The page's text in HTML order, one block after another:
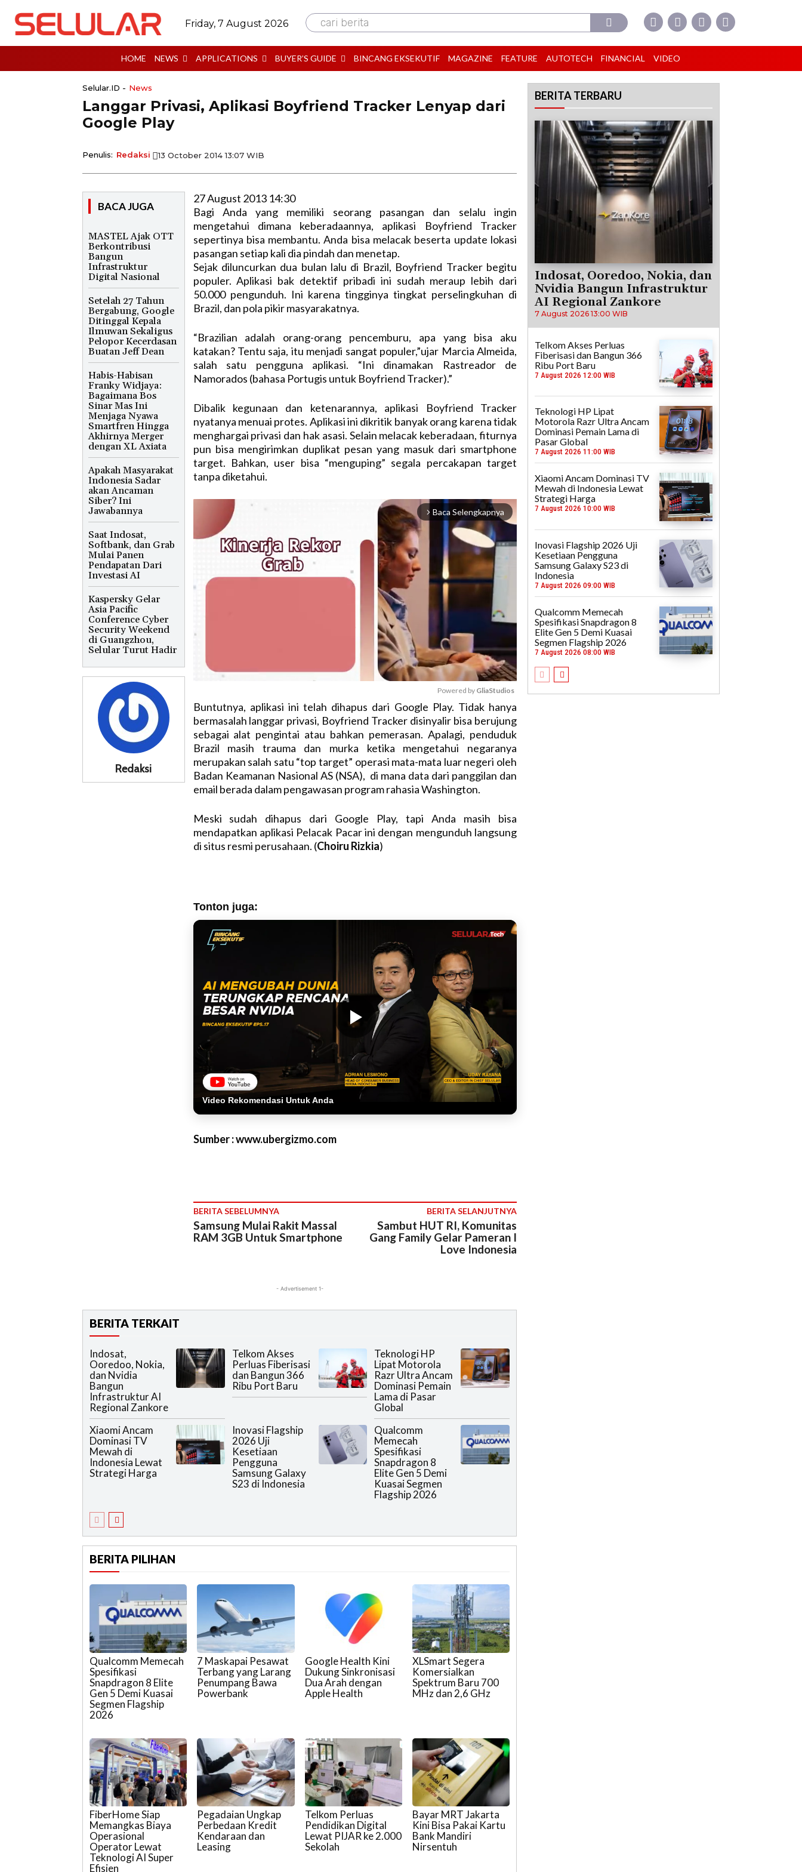
Friday, 7 August 2026 cari berita
HOME NEWS APPLICATIONS BUYER’S GUIDE BINCANG EKSEKUTIF MAGAZINE FEATURE AUTOTECH FINANCIAL VIDEO
Selular.ID - News
Langgar Privasi, Aplikasi Boyfriend Tracker Lenyap dari
Google Play
Penulis: Redaksi 13 October 2014 13:07 WIB
BACA JUGA
MASTEL Ajak OTT
Berkontribusi
Bangun
Infrastruktur
Digital Nasional
Setelah 27 Tahun
Bergabung, Google
Ditinggal Kepala
Ilmuwan Sekaligus
Pelopor Kecerdasan
Buatan Jeff Dean
Habis-Habisan
Franky Widjaya:
Bagaimana Bos
Sinar Mas Ini
Menjaga Nyawa
Smartfren Hingga
Akhirnya Merger
dengan XL Axiata
Apakah Masyarakat
Indonesia Sadar
akan Ancaman
Siber? Ini
Jawabannya
Saat Indosat,
Softbank, dan Grab
Mulai Panen
Pendapatan Dari
Investasi AI
Kaspersky Gelar
Asia Pacific
Conference Cyber
Security Weekend
di Guangzhou,
Selular Turut Hadir
Redaksi
27 August 2013 14:30
Bagi Anda yang memiliki seorang pasangan dan selalu ingin
mengetahui dimana keberadaannya, aplikasi Boyfriend Tracker
sepertinya bisa membantu. Anda bisa melacak beserta update lokasi
pasangan setiap kali dia pindah dan menetap.
Sejak diluncurkan dua bulan lalu di Brazil, Boyfriend Tracker begitu
populer. Aplikasi bak detektif pribadi ini sudah meraup lebih dari
50.000 pengunduh. Ini karena tingginya tingkat perselingkuhan di
Brazil, dan pola pikir masyarakatnya.
“Brazilian adalah orang-orang pencemburu, apa yang bisa aku
katakan? Tentu saja, itu menjadi sangat populer,”ujar Marcia Almeida,
salah satu pengguna aplikasi. “Ini dinamakan Rastreador de
Namorados (bahasa Portugis untuk Boyfriend Tracker).”
Dibalik kegunaan dan ketenarannya, aplikasi Boyfriend Tracker
nyatanya menuai protes. Aplikasi ini dikritik banyak orang karena tidak
menghargai privasi dan hak asasi. Selain melacak keberadaan, fiturnya
pun bisa mengirimkan duplikat pesan yang masuk dari smartphone
target. Bahkan, user bisa “menguping” segala percakapan target
tanpa diketahui.
arrow_forward_ios Baca Selengkapnya
M
u
e
Powered by GliaStudios
Buntutnya, aplikasi ini telah dihapus dari Google Play. Tidak hanya
bermasalah langgar privasi, Boyfriend Tracker disinyalir bisa berujung
sebagai alat pengintai atau bahkan pemerasan. Apalagi, penduduk
Brazil masih trauma dan murka ketika mengetahui negaranya
merupakan salah satu “top target” operasi mata-mata luar negeri oleh
Badan Keamanan Nasional AS (NSA), di mana data dari panggilan dan
email berada dalam pengawasan program rahasia Washington.
Meski sudah dihapus dari Google Play, tapi Anda masih bisa
mendapatkan aplikasi Pelacak Pacar ini dengan mengunduh langsung
di situs resmi perusahaan. (Choiru Rizkia)
Tonton juga:
Video Rekomendasi Untuk Anda
Sumber : www.ubergizmo.com
BERITA SEBELUMNYA
Samsung Mulai Rakit Massal
RAM 3GB Untuk Smartphone
BERITA SELANJUTNYA
Sambut HUT RI, Komunitas
Gang Family Gelar Pameran I
Love Indonesia
- Advertisement 1-
BERITA TERKAIT
Indosat,
Ooredoo, Nokia,
dan Nvidia
Bangun
Infrastruktur AI
Regional Zankore
Telkom Akses
Perluas Fiberisasi
dan Bangun 366
Ribu Port Baru
Teknologi HP
Lipat Motorola
Razr Ultra Ancam
Dominasi Pemain
Lama di Pasar
Global
Xiaomi Ancam
Dominasi TV
Mewah di
Indonesia Lewat
Strategi Harga
Inovasi Flagship
2026 Uji
Kesetiaan
Pengguna
Samsung Galaxy
S23 di Indonesia
Qualcomm
Memecah
Spesifikasi
Snapdragon 8
Elite Gen 5 Demi
Kuasai Segmen
Flagship 2026
BERITA PILIHAN
Qualcomm Memecah
Spesifikasi
Snapdragon 8 Elite
Gen 5 Demi Kuasai
Segmen Flagship
2026
7 Maskapai Pesawat
Terbang yang Larang
Penumpang Bawa
Powerbank
Google Health Kini
Dukung Sinkronisasi
Dua Arah dengan
Apple Health
XLSmart Segera
Komersialkan
Spektrum Baru 700
MHz dan 2,6 GHz
FiberHome Siap
Memangkas Biaya
Operasional
Operator Lewat
Teknologi AI Super
Efisien
Pegadaian Ungkap
Perbedaan Kredit
Kendaraan dan
Leasing
Telkom Perluas
Pendidikan Digital
Lewat PIJAR ke 2.000
Sekolah
Bayar MRT Jakarta
Kini Bisa Pakai Kartu
Bank Mandiri
Nirsentuh
BERITA TERBARU
Indosat, Ooredoo, Nokia, dan
Nvidia Bangun Infrastruktur
AI Regional Zankore
7 August 2026 13:00 WIB
Telkom Akses Perluas
Fiberisasi dan Bangun 366
Ribu Port Baru
7 August 2026 12:00 WIB
Teknologi HP Lipat
Motorola Razr Ultra Ancam
Dominasi Pemain Lama di
Pasar Global
7 August 2026 11:00 WIB
Xiaomi Ancam Dominasi TV
Mewah di Indonesia Lewat
Strategi Harga
7 August 2026 10:00 WIB
Inovasi Flagship 2026 Uji
Kesetiaan Pengguna
Samsung Galaxy S23 di
Indonesia
7 August 2026 09:00 WIB
Qualcomm Memecah
Spesifikasi Snapdragon 8
Elite Gen 5 Demi Kuasai
Segmen Flagship 2026
7 August 2026 08:00 WIB